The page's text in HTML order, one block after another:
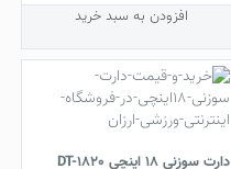
افزودن به سبد خرید
دارت سوزنی ۱۸ اینچی DT-1820